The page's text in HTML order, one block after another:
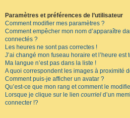
Paramètres et préférences de l’utilisateur
Comment modifier mes paramètres ?
Comment empêcher mon nom d’apparaître
connectés ?
Les heures ne sont pas correctes !
J’ai changé mon fuseau horaire et l’heure est
Ma langue n’est pas dans la liste !
A quoi correspondent les images à proximité
Comment puis-je afficher un avatar ?
Qu’est-ce que mon rang et comment le
Lorsque je clique sur le lien courriel d’un
connecter !?